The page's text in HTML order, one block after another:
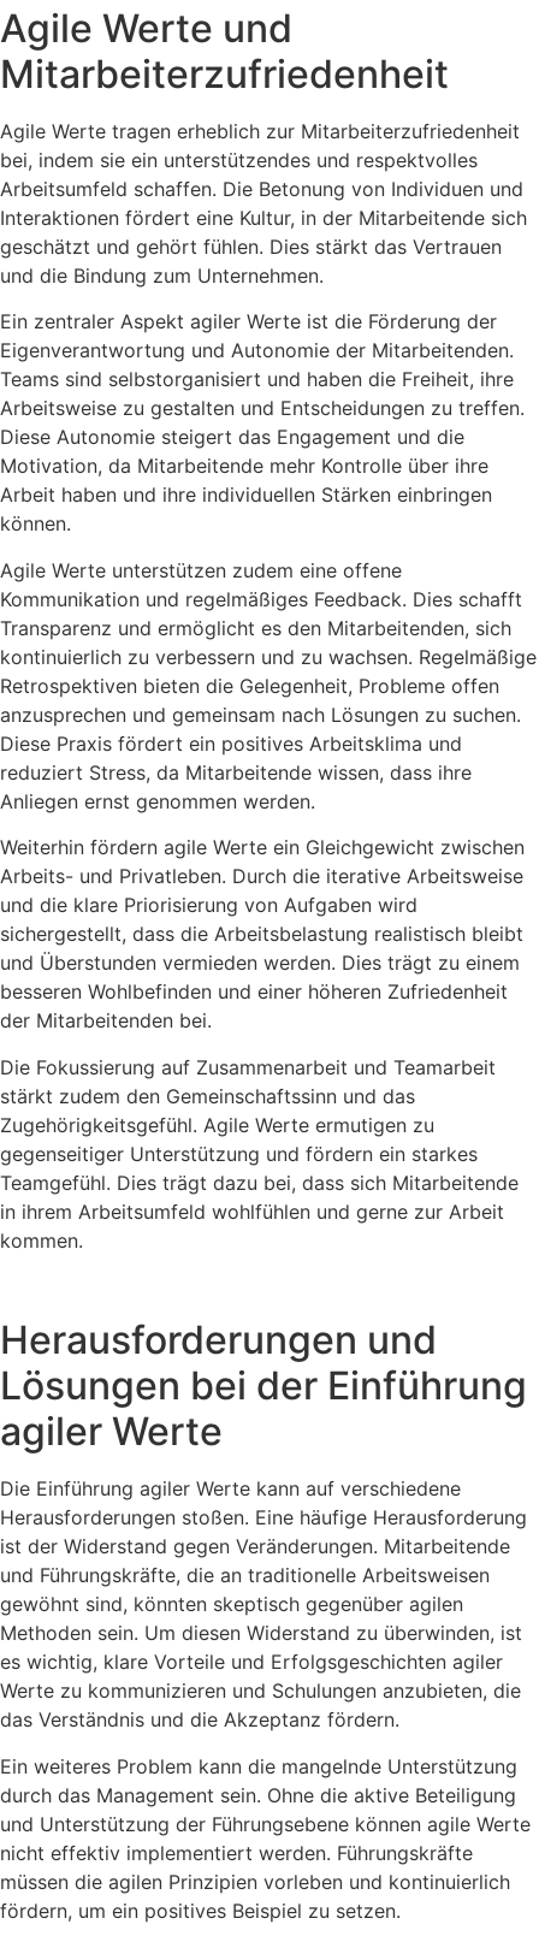
Agile Werte und
Mitarbeiterzufriedenheit
Agile Werte tragen erheblich zur Mitarbeiterzufriedenheit
bei, indem sie ein unterstützendes und respektvolles
Arbeitsumfeld schaffen. Die Betonung von Individuen und
Interaktionen fördert eine Kultur, in der Mitarbeitende sich
geschätzt und gehört fühlen. Dies stärkt das Vertrauen
und die Bindung zum Unternehmen.
Ein zentraler Aspekt agiler Werte ist die Förderung der
Eigenverantwortung und Autonomie der Mitarbeitenden.
Teams sind selbstorganisiert und haben die Freiheit, ihre
Arbeitsweise zu gestalten und Entscheidungen zu treffen.
Diese Autonomie steigert das Engagement und die
Motivation, da Mitarbeitende mehr Kontrolle über ihre
Arbeit haben und ihre individuellen Stärken einbringen
können.
Agile Werte unterstützen zudem eine offene
Kommunikation und regelmäßiges Feedback. Dies schafft
Transparenz und ermöglicht es den Mitarbeitenden, sich
kontinuierlich zu verbessern und zu wachsen. Regelmäßige
Retrospektiven bieten die Gelegenheit, Probleme offen
anzusprechen und gemeinsam nach Lösungen zu suchen.
Diese Praxis fördert ein positives Arbeitsklima und
reduziert Stress, da Mitarbeitende wissen, dass ihre
Anliegen ernst genommen werden.
Weiterhin fördern agile Werte ein Gleichgewicht zwischen
Arbeits- und Privatleben. Durch die iterative Arbeitsweise
und die klare Priorisierung von Aufgaben wird
sichergestellt, dass die Arbeitsbelastung realistisch bleibt
und Überstunden vermieden werden. Dies trägt zu einem
besseren Wohlbefinden und einer höheren Zufriedenheit
der Mitarbeitenden bei.
Die Fokussierung auf Zusammenarbeit und Teamarbeit
stärkt zudem den Gemeinschaftssinn und das
Zugehörigkeitsgefühl. Agile Werte ermutigen zu
gegenseitiger Unterstützung und fördern ein starkes
Teamgefühl. Dies trägt dazu bei, dass sich Mitarbeitende
in ihrem Arbeitsumfeld wohlfühlen und gerne zur Arbeit
kommen.
Herausforderungen und
Lösungen bei der Einführung
agiler Werte
Die Einführung agiler Werte kann auf verschiedene
Herausforderungen stoßen. Eine häufige Herausforderung
ist der Widerstand gegen Veränderungen. Mitarbeitende
und Führungskräfte, die an traditionelle Arbeitsweisen
gewöhnt sind, könnten skeptisch gegenüber agilen
Methoden sein. Um diesen Widerstand zu überwinden, ist
es wichtig, klare Vorteile und Erfolgsgeschichten agiler
Werte zu kommunizieren und Schulungen anzubieten, die
das Verständnis und die Akzeptanz fördern.
Ein weiteres Problem kann die mangelnde Unterstützung
durch das Management sein. Ohne die aktive Beteiligung
und Unterstützung der Führungsebene können agile Werte
nicht effektiv implementiert werden. Führungskräfte
müssen die agilen Prinzipien vorleben und kontinuierlich
fördern, um ein positives Beispiel zu setzen.